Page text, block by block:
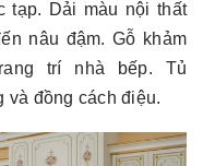
tạp. Dải màu nội thất
nâu đậm. Gỗ khảm
trí nhà bếp. Tủ
và đồng cách điệu.